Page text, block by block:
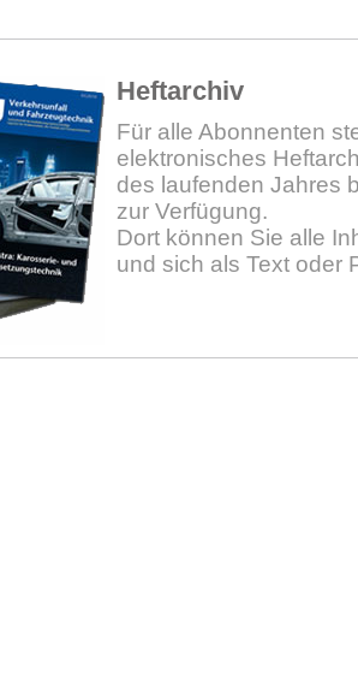
Heftarchiv
Für alle Abonnenten
elektronisches
des laufenden Jahres
zur Verfügung.
Dort können Sie alle
und sich als Text oder